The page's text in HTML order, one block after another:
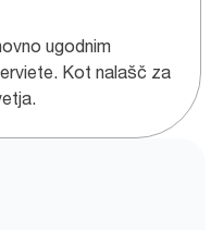
ugodnim
Kot nalašč za